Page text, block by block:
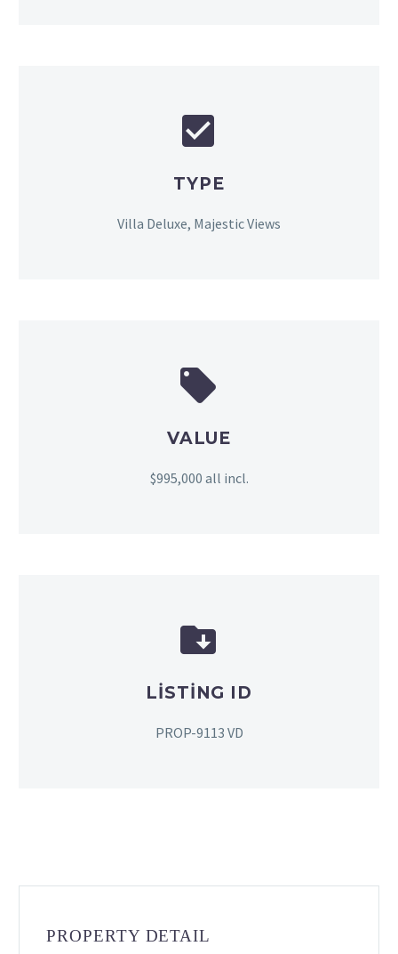


TYPE
Villa Deluxe, Majestic Views


VALUE
$995,000 all incl.


LISTING ID
PROP-9113 VD
PROPERTY DETAIL